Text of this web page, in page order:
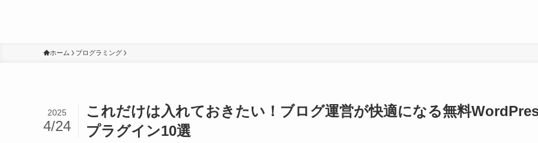
ホーム プログラミング
これだけは入れておきたい！ブログ運営が快適になる無料
プラグイン10選
2025
4/24